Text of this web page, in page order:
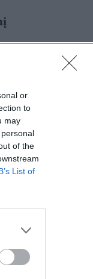
or
to
may
of the
List of